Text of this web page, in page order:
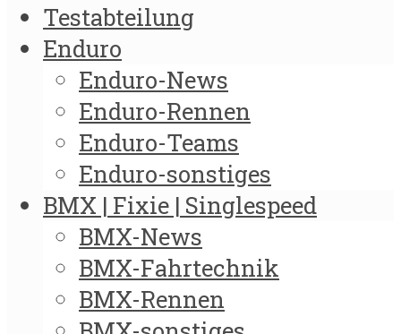
Testabteilung
Enduro
Enduro-News
Enduro-Rennen
Enduro-Teams
Enduro-sonstiges
BMX | Fixie | Singlespeed
BMX-News
BMX-Fahrtechnik
BMX-Rennen